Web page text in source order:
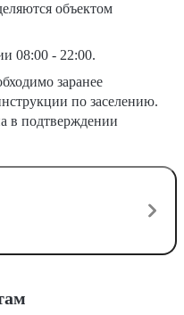
объектом
08:00 - 22:00.
заранее
по заселению.
в подтверждении